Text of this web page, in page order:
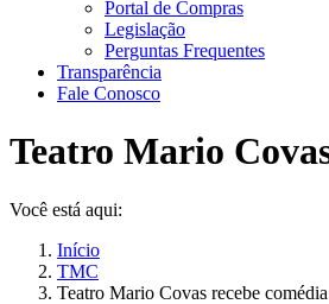
Portal de Compras
Legislação
Perguntas Frequentes
Transparência
Fale Conosco
Teatro Mario
Você está aqui:
Início
TMC
Teatro Mario Covas recebe